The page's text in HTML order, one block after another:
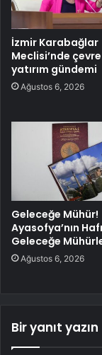
İzmir Karabağlar
Meclisi’nde
yatırım gündemi
Ağustos 6, 2026
Geleceğe Mühür!
Ayasofya’nın
Geleceğe
Ağustos 6, 2026
Bir yanıt yazın